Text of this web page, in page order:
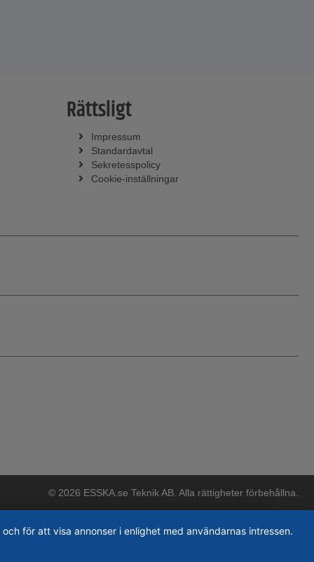
Rättsligt
Impressum
Standardavtal
Sekretesspolicy
Cookie-inställningar
© 2026 ESSKA.se Teknik AB. Alla rättigheter förbehållna.
för att visa annonser i enlighet med användarnas intressen.